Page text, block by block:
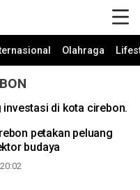
Olahraga
di kota cirebon.
petakan peluang
budaya